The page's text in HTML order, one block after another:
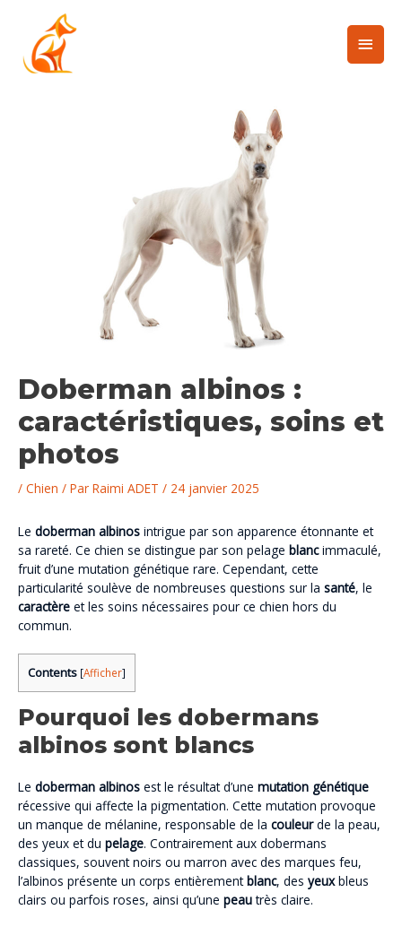
Doberman albinos :
caractéristiques, soins et
photos
/ Chien / Par Raimi ADET / 24 janvier 2025
Le doberman albinos intrigue par son apparence étonnante et
sa rareté. Ce chien se distingue par son pelage blancimmaculé,
fruit d’une mutation génétique rare. Cependant, cette
particularité soulève de nombreuses questions sur la santé, le
caractère et les soins nécessaires pour ce chien hors du
commun.
Contents [Afficher]
Pourquoi les dobermans
albinos sont blancs
Le doberman albinos est le résultat d’une mutation génétique
récessive qui affecte la pigmentation. Cette mutation provoque
un manque de mélanine, responsable de la couleurde la peau,
des yeux et du pelage. Contrairement aux dobermans
classiques, souvent noirs ou marron avec des marques feu,
l’albinos présente un corps entièrement blanc, des yeuxbleus
clairs ou parfois roses, ainsi qu’une peautrès claire.